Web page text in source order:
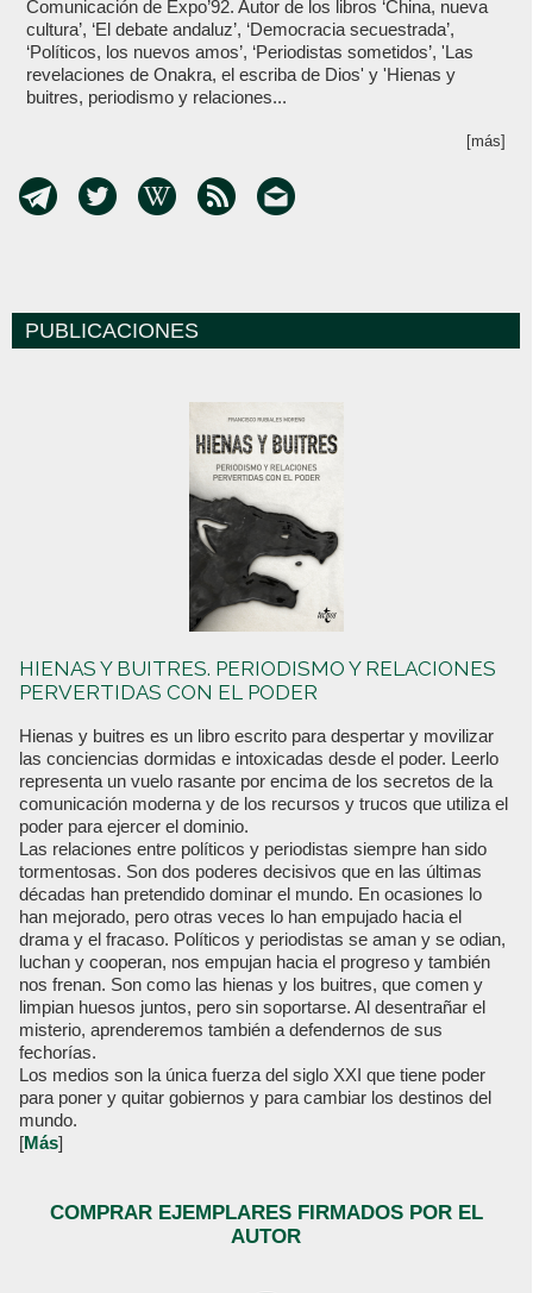
Comunicación de Expo’92. Autor de los libros ‘China, nueva
cultura’, ‘El debate andaluz’, ‘Democracia secuestrada’,
‘Políticos, los nuevos amos’, ‘Periodistas sometidos’, 'Las
revelaciones de Onakra, el escriba de Dios' y 'Hienas y
buitres, periodismo y relaciones...
[más]
PUBLICACIONES
HIENAS Y BUITRES. PERIODISMO Y RELACIONES
PERVERTIDAS CON EL PODER
Hienas y buitres es un libro escrito para despertar y movilizar
las conciencias dormidas e intoxicadas desde el poder. Leerlo
representa un vuelo rasante por encima de los secretos de la
comunicación moderna y de los recursos y trucos que utiliza el
poder para ejercer el dominio.
Las relaciones entre políticos y periodistas siempre han sido
tormentosas. Son dos poderes decisivos que en las últimas
décadas han pretendido dominar el mundo. En ocasiones lo
han mejorado, pero otras veces lo han empujado hacia el
drama y el fracaso. Políticos y periodistas se aman y se odian,
luchan y cooperan, nos empujan hacia el progreso y también
nos frenan. Son como las hienas y los buitres, que comen y
limpian huesos juntos, pero sin soportarse. Al desentrañar el
misterio, aprenderemos también a defendernos de sus
fechorías.
Los medios son la única fuerza del siglo XXI que tiene poder
para poner y quitar gobiernos y para cambiar los destinos del
mundo.
[Más]
COMPRAR EJEMPLARES FIRMADOS POR EL
AUTOR